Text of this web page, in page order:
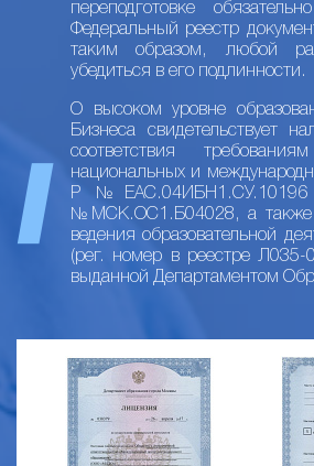
переподготовке
Федеральный реестр
таким образом, любой
убедиться в его подлинности.
О высоком уровне
Бизнеса свидетельствует
соответствия
национальных и
Р
№МСК.ОС1.Б04028, а также
ведения образовательной
(рег. номер в реестре Л035-
выданной Департаментом